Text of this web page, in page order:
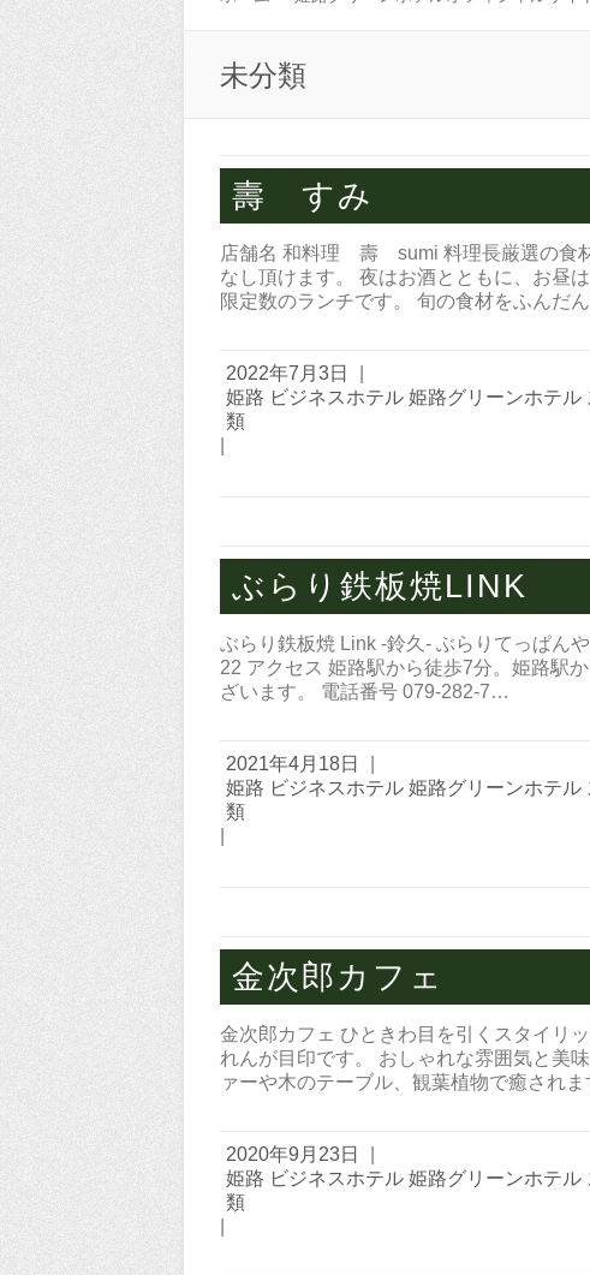
未分類
壽 すみ
店舗名 和料理 壽 sumi 料理長厳選の食
なし頂けます。 夜はお酒とともに、お昼
限定数のランチです。 旬の食材をふんだ
2022年7月3日
姫路 ビジネスホテル 姫路グリーンホテ
類
ぶらり鉄板焼LINK
ぶらり鉄板焼 Link -鈴久- ぶらりてっぱん
22 アクセス 姫路駅から徒歩7分。姫路駅
ざいます。 電話番号 079-282-7…
2021年4月18日
姫路 ビジネスホテル 姫路グリーンホテ
類
金次郎カフェ
金次郎カフェ ひときわ目を引くスタイリ
れんが目印です。 おしゃれな雰囲気と美
ァーや木のテーブル、観葉植物で癒され
2020年9月23日
姫路 ビジネスホテル 姫路グリーンホテ
類